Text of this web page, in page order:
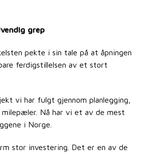
grep
pekte i sin tale på at åpningen
ferdigstillelsen av et stort
vi har fulgt gjennom planlegging,
Nå har vi et av de mest
i Norge.
stor investering. Det er en av de